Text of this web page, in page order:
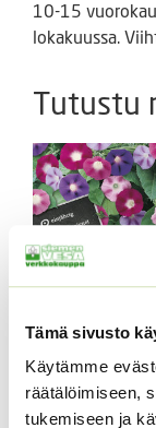
Tämä sivusto
Käytämme
räätälöimiseen,
tukemiseen ja
10-15
lokakuussa.
Tutustu
Presto